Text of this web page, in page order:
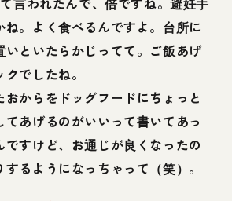
。よく食べるんですよ。台所に
いといたらかじってて。ご飯あげ
でしたね。
おからをドッグフードにちょっと
あげるのがいいって書いてあっ
ですけど、お通じが良くなったの
るようになっちゃって（笑）。